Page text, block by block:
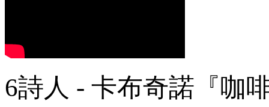
6詩人 - 卡布奇諾『咖